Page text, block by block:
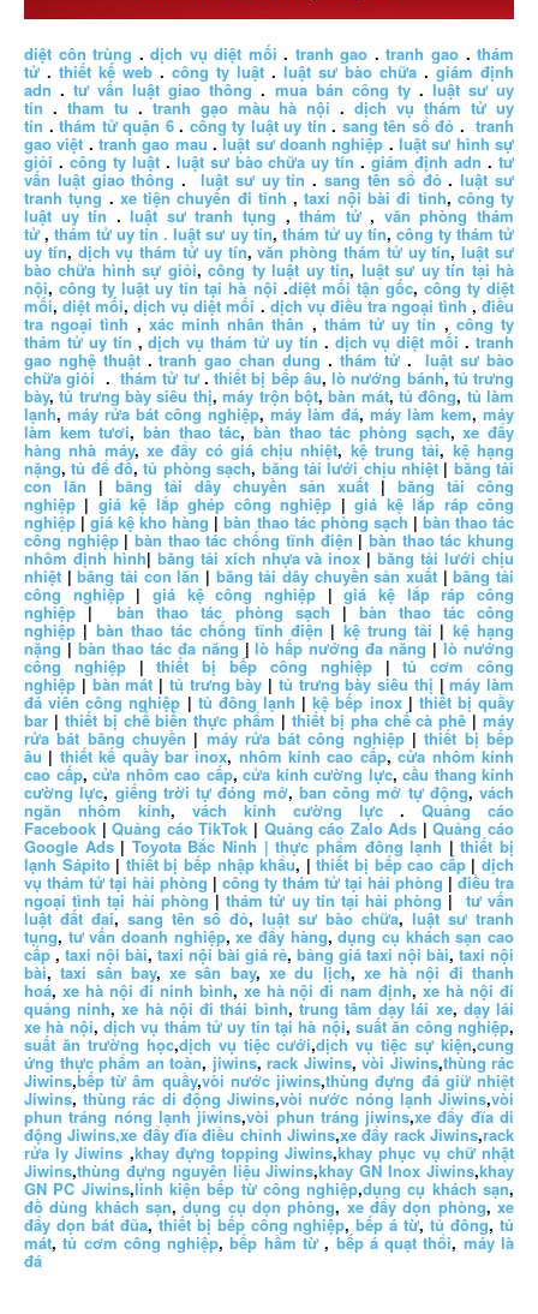
diệt côn trùng .dịch vụ diệt mối . tranh gao .tranh gao .thám
tử. thiết kế web . công ty luật . luật sư bào chữa .giám định
adn .tư vấn luật giao thông. mua bán công ty. luật sư uy
tín . tham tu .tranh gạo màu hà nội .dịch vụ thám tử uy
tín .thám tử quận 6. công ty luật uy tín . sang tên sổ đỏ .tranh
gao việt .tranh gao mau .luật sư doanh nghiệp .luật sư hình sự
giỏi . công ty luật. luật sư bào chữa uy tín .giám định adn .tư
vấn luật giao thông .luật sư uy tín .sang tên sổ đỏ.luật sư
tranh tụng . xe tiện chuyến đi tỉnh ,taxi nội bài đi tỉnh, công ty
luật uy tín .luật sư tranh tụng ,thám tử, văn phòng thám
tử,thám tử uy tín . luật sư uy tín, thám tử uy tín, công ty thám tử
uy tín, dịch vụ thám tử uy tín,văn phòng thám tử uy tín,luật sư
bào chữa hình sự giỏi,công ty luật uy tín, luật sư uy tín tại hà
nội,công ty luật uy tín tại hà nội .diệt mối tận gốc, công ty diệt
mối,diệt mối,dịch vụ diệt mối .dịch vụ điều tra ngoại tình ,điều
tra ngoại tình ,xác minh nhân thân ,thám tử uy tín , công ty
thám tử uy tín ,dịch vụ thám tử uy tín . dịch vụ diệt mối .tranh
gao nghệ thuật.tranh gao chan dung . thám tử.luật sư bào
chữa giỏi .thám tử tư.thiết bị bếp âu,lò nướng bánh, tủ trưng
bày,tủ trưng bày siêu thị,máy trộn bột,bàn mát,tủ đông, tủ làm
lạnh, máy rửa bát công nghiệp, máy làm đá, máy làm kem, máy
làm kem tươi,bàn thao tác,bàn thao tác phòng sạch,xe đẩy
hàng nhà máy, xe đẩy có giá chịu nhiệt, kệ trung tải, kệ hạng
nặng,tủ để đồ,tủ phòng sạch, băng tải lưới chịu nhiệt| băng tải
con lăn | băng tải dây chuyền sản xuất | băng tải công
nghiệp | giá kệ lắp ghép công nghiệp |giá kệ lắp ráp công
nghiệp |giá kệ kho hàng |bàn thao tác phòng sạch | bàn thao tác
công nghiệp|bàn thao tác chống tĩnh điện |bàn thao tác khung
nhôm định hình| băng tải xích nhựa và inox|băng tải lưới chịu
nhiệt |băng tải con lăn | băng tải dây chuyền sản xuất |băng tải
công nghiệp|giá kệ công nghiệp |giá kệ lắp ráp công
nghiệp |bàn thao tác phòng sạch| bàn thao tác công
nghiệp | bàn thao tác chống tĩnh điện | kệ trung tải | kệ hạng
nặng| bàn thao tác đa năng|lò hấp nướng đa năng |lò nướng
công nghiệp|thiết bị bếp công nghiệp|tủ cơm công
nghiệp |bàn mát | tủ trưng bày | tủ trưng bày siêu thị |máy làm
đá viên công nghiệp | tủ đông lạnh |kệ bếp inox| thiết bị quầy
bar | thiết bị chế biến thực phẩm | thiết bị pha chế cà phê| máy
rửa bát băng chuyền | máy rửa bát công nghiệp|thiết bị bếp
âu | thiết kế quầy bar inox, nhôm kính cao cấp,cửa nhôm kính
cao cấp, cửa nhôm cao cấp, cửa kính cường lực, cầu thang kính
cường lực, giếng trời tự đóng mở, ban công mở tự động, vách
ngăn nhôm kính, vách kính cường lực .Quảng cáo
Facebook |Quảng cáo TikTok | Quảng cáo Zalo Ads |Quảng cáo
Google Ads| Toyota Bắc Ninh | thực phẩm đông lạnh |thiết bị
lạnh Sápito |thiết bị bếp nhập khẩu, |thiết bị bếp cao cấp|dịch
vụ thám tử tại hải phòng | công ty thám tử tại hải phòng |điều tra
ngoại tình tại hải phòng |thám tử uy tín tại hải phòng | tư vấn
luật đất đai, sang tên sổ đỏ, luật sư bào chữa, luật sư tranh
tụng, tư vấn doanh nghiệp,xe đẩy hàng,dụng cụ khách sạn cao
cấp, taxi nội bài, taxi nội bài giá rẻ, bảng giá taxi nội bài, taxi nội
bài,taxi sân bay,xe sân bay,xe du lịch, xe hà nội đi thanh
hoá, xe hà nội đi ninh bình, xe hà nội đi nam định,xe hà nội đi
quảng ninh,xe hà nội đi thái bình, trung tâm dạy lái xe, dạy lái
xe hà nội,dịch vụ thám tử uy tín tại hà nội,suất ăn công nghiệp,
suất ăn trường học,dịch vụ tiệc cưới,dịch vụ tiệc sự kiện,cung
ứng thực phẩm an toàn, jiwins, rack Jiwins, vòi Jiwins,thùng rác
Jiwins,bếp từ âm quầy,vòi nước jiwins,thùng đựng đá giữ nhiệt
Jiwins,thùng rác di động Jiwins,vòi nước nóng lạnh Jiwins,vòi
phun tráng nóng lạnh jiwins,vòi phun tráng jiwins,xe đẩy đĩa di
động Jiwins,xe đẩy đĩa điều chỉnh Jiwins,xe đẩy rack Jiwins,rack
rửa ly Jiwins ,khay đựng topping Jiwins,khay phục vụ chữ nhật
Jiwins,thùng đựng nguyên liệu Jiwins,khay GN Inox Jiwins,khay
GN PC Jiwins,linh kiện bếp từ công nghiệp,dụng cụ khách sạn,
đồ dùng khách sạn,dụng cụ dọn phòng,xe đẩy dọn phòng,xe
đẩy dọn bát đũa,thiết bị bếp công nghiệp,bếp á từ,tủ đông,tủ
mát,tủ cơm công nghiệp,bếp hầm từ ,bếp á quạt thổi, máy là
đá